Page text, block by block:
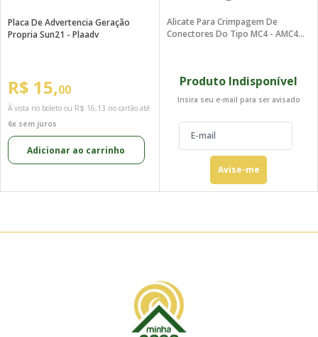
Placa De Advertencia Geração
Propria Sun21 - Plaadv
R$ 15,00
À vista no boleto ou R$ 16,13 no cartão até
6x sem juros
Adicionar ao carrinho
Alicate Para Crimpagem De
Conectores Do Tipo MC4 - AMC4
Produto Indisponível
Insira seu e-mail para ser avisado
Avise-me